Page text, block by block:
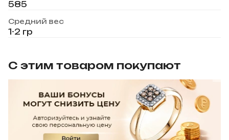
585
Средний вес
1-2 гр
С этим товаром покупают